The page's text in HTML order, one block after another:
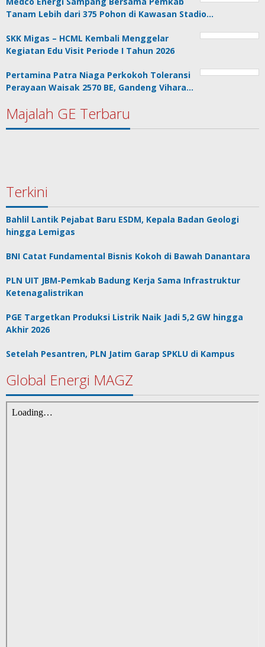
Tanam Lebih dari 375 Pohon di Kawasan Stadio…
SKK Migas – HCML Kembali Menggelar
Kegiatan Edu Visit Periode I Tahun 2026
Pertamina Patra Niaga Perkokoh Toleransi
Perayaan Waisak 2570 BE, Gandeng Vihara…
Majalah GE Terbaru
Terkini
Bahlil Lantik Pejabat Baru ESDM, Kepala Badan Geologi
hingga Lemigas
BNI Catat Fundamental Bisnis Kokoh di Bawah Danantara
PLN UIT JBM-Pemkab Badung Kerja Sama Infrastruktur
Ketenagalistrikan
PGE Targetkan Produksi Listrik Naik Jadi 5,2 GW hingga
Akhir 2026
Setelah Pesantren, PLN Jatim Garap SPKLU di Kampus
Global Energi MAGZ